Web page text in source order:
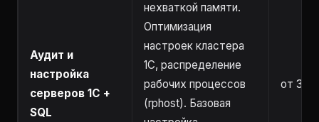
Аудит и
настройка
серверов 1С +
SQL
нехваткой памяти.
Оптимизация
настроек кластера
1С, распределение
рабочих процессов
(rphost). Базовая
от 3